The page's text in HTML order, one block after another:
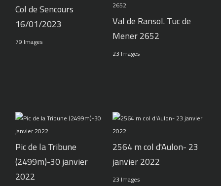
Col de Sencours
16/01/2023
79 Images
Val de Ransol. Tuc de
Mener 2652
23 Images
Pic de la Tribune
(2499m)-30 janvier
2022
2564 m col d'Aulon- 23
janvier 2022
23 Images